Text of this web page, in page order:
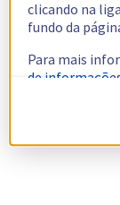
clicando na
fundo da
Para mais
de